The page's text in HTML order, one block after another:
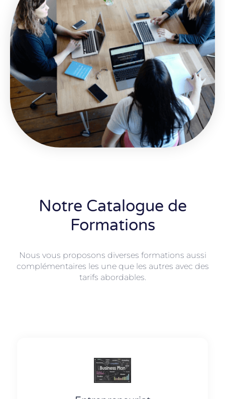
Notre Catalogue de
Formations
Nous vous proposons diverses formations aussi
complémentaires les une que les autres avec des
tarifs abordables.